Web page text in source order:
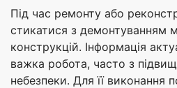
Під час ремонту або
стикатися з демонтуванням
конструкцій. Інформація
важка робота, часто з
небезпеки. Для її виконання